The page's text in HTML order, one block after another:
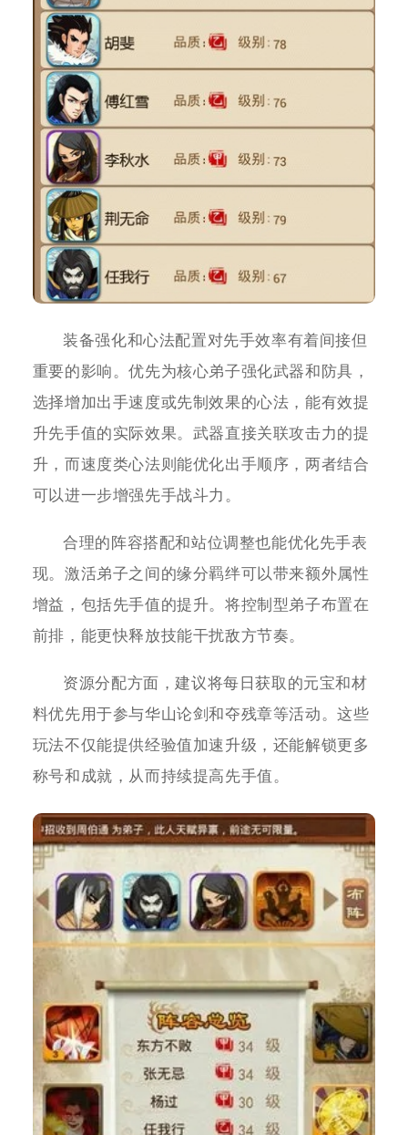
装备强化和心法配置对先手效率有着间接但
重要的影响。优先为核心弟子强化武器和防具，
选择增加出手速度或先制效果的心法，能有效提
升先手值的实际效果。武器直接关联攻击力的提
升，而速度类心法则能优化出手顺序，两者结合
可以进一步增强先手战斗力。
合理的阵容搭配和站位调整也能优化先手表
现。激活弟子之间的缘分羁绊可以带来额外属性
增益，包括先手值的提升。将控制型弟子布置在
前排，能更快释放技能干扰敌方节奏。
资源分配方面，建议将每日获取的元宝和材
料优先用于参与华山论剑和夺残章等活动。这些
玩法不仅能提供经验值加速升级，还能解锁更多
称号和成就，从而持续提高先手值。